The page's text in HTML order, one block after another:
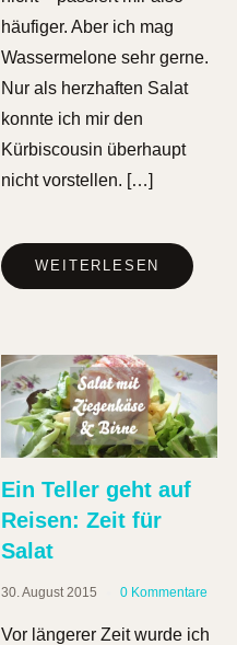
häufiger. Aber ich mag
Wassermelone sehr gerne.
Nur als herzhaften Salat
konnte ich mir den
Kürbiscousin überhaupt
nicht vorstellen. […]
WEITERLESEN
Ein Teller geht auf
Reisen: Zeit für
Salat
30. August 2015 0 Kommentare
Vor längerer Zeit wurde ich